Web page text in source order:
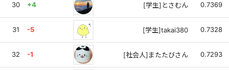
30 +4 [学生]とさむん 0.7369
31 -5 [学生]takai380 0.7328
32 -1 [社会人]またたびさん 0.7293